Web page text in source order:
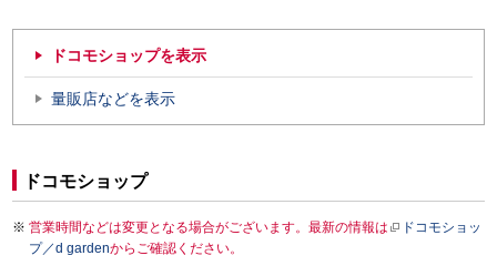
ドコモショップを表示
量販店などを表示
ドコモショップ
営業時間などは変更となる場合がございます。最新の情報は
ドコモショッ
プ／d gardenからご確認ください。